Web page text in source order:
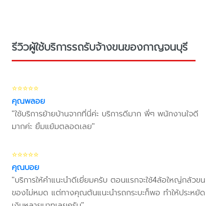
รีวิวผู้ใช้บริการรถรับจ้างขนของกาญจนบุรี
⭐⭐⭐⭐⭐
คุณพลอย
"ใช้บริการย้ายบ้านจากที่นี่ค่ะ บริการดีมาก พี่ๆ พนักงานใจดี
มากค่ะ ยิ้มแย้มตลอดเลย"
⭐⭐⭐⭐⭐
คุณบอย
"บริการให้คำแนะนำดีเยี่ยมครับ ตอนแรกจะใช้4ล้อใหญ่กลัวขน
ของไม่หมด แต่ทางคุณต้นแนะนำรถกระบะก็พอ ทำให้ประหยัด